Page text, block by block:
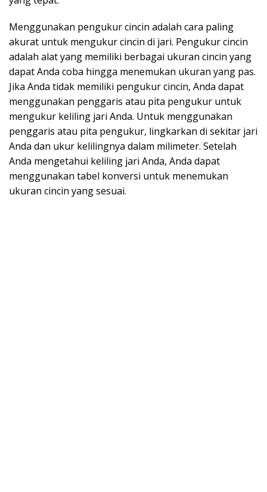
Menggunakan pengukur cincin adalah cara paling
akurat untuk mengukur cincin di jari. Pengukur cincin
adalah alat yang memiliki berbagai ukuran cincin yang
dapat Anda coba hingga menemukan ukuran yang pas.
Jika Anda tidak memiliki pengukur cincin, Anda dapat
menggunakan penggaris atau pita pengukur untuk
mengukur keliling jari Anda. Untuk menggunakan
penggaris atau pita pengukur, lingkarkan di sekitar jari
Anda dan ukur kelilingnya dalam milimeter. Setelah
Anda mengetahui keliling jari Anda, Anda dapat
menggunakan tabel konversi untuk menemukan
ukuran cincin yang sesuai.